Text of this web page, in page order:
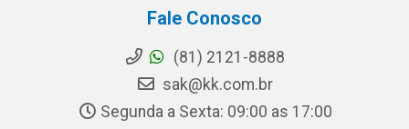
Fale Conosco
(81) 2121-8888
sak@kk.com.br
Segunda a Sexta: 09:00 as 17:00